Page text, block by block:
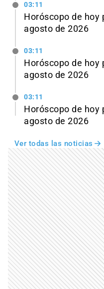
03:11
Horóscopo de hoy
agosto de 2026
03:11
Horóscopo de hoy
agosto de 2026
03:11
Horóscopo de hoy
agosto de 2026
Ver todas las noticias